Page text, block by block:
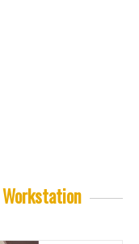
Workstation